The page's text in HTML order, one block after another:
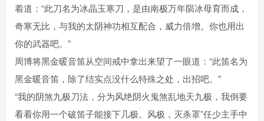
着道：“此刀名为冰晶玉寒刀，是由南极万年陨冰母育而成，
奇寒无比，与我的太阴神功相互配合，威力倍增。你也用出
你的武器吧。”
周博将黑金暖音笛从空间戒中拿出来望了一眼道：“此笛名为
黑金暖音笛，除了结实点没什么特殊之处，出招吧。”
“我的阴煞九极刀法，分为风绝阴火鬼煞乱地天九极，我倒要
看看你用一个破笛子能接下几极。风极，灭杀罩”任少主手中